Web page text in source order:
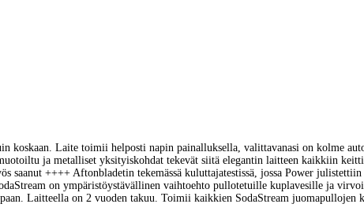
koskaan. Laite toimii helposti napin painalluksella, valittavanasi on kolme
ja metalliset yksityiskohdat tekevät siitä elegantin laitteen kaikkiin
saanut ++++ Aftonbladetin tekemässä kuluttajatestissä, jossa Power
on ympäristöystävällinen vaihtoehto pullotetuille kuplavesille ja
Laitteella on 2 vuoden takuu. Toimii kaikkien SodaStream juomapullojen